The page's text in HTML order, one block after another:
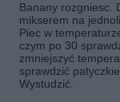
Banany rozgniesc.
mikserem na
Piec w
czym po 30
zmniejszyć
sprawdzić
Wystudzić.